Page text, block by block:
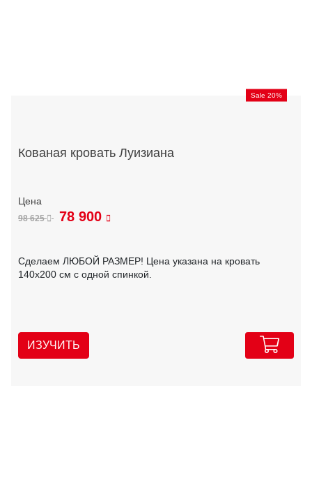
Sale 20%
Кованая кровать Луизиана
98 625 78 900
Сделаем ЛЮБОЙ РАЗМЕР! Цена указана на кровать
140х200 см с одной спинкой.
ИЗУЧИТЬ